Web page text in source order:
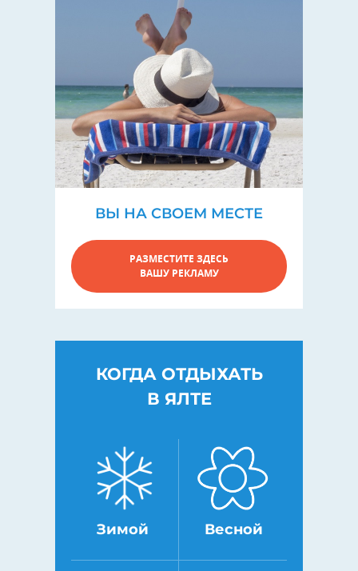
ВЫ НА СВОЕМ МЕСТЕ
РАЗМЕСТИТЕ ЗДЕСЬ
ВАШУ РЕКЛАМУ
КОГДА ОТДЫХАТЬ
В ЯЛТЕ
Зимой Весной